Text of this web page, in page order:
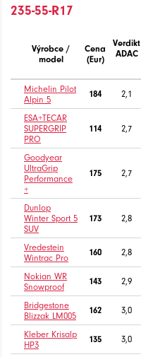
235-55-R17
Výrobce /
model
Cena
(Eur)
Verdikt
ADAC
Michelin Pilot
Alpin 5
184 2,1
ESA+TECAR
SUPERGRIP
PRO
114 2,7
Goodyear
UltraGrip
Performance
+
175 2,7
Dunlop
Winter Sport 5
SUV
173 2,8
Vredestein
Wintrac Pro
160 2,8
Nokian WR
Snowproof
143 2,9
Bridgestone
Blizzak LM005
162 3,0
Kleber Krisalp
HP3
135 3,0